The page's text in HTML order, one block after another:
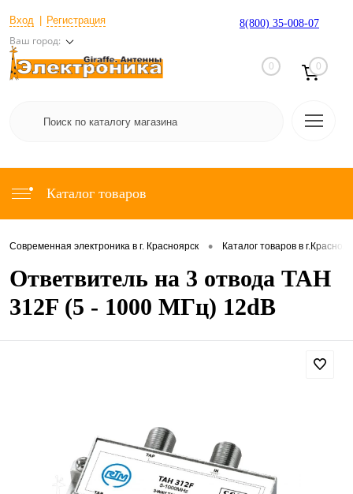
Вход Регистрация
Ваш город:
8(800) 35-008-07
0 0
Каталог товаров
Современная электроника в г. Красноярск • Каталог товаров в
Ответвитель на 3 отвода TAH
312F (5 - 1000 МГц) 12dB